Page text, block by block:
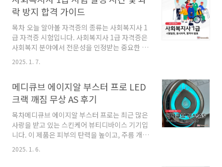
소유하고 있는 사람에게 부과되는 세금으로, 각
지방자치단체에서 징수합니다. 이 세금은 도로
유지 및 교통 인프라 개선에 사용되며, 자동차 소
유주라면 반드시 납부해야 하는 의무입니다.자동
차세는 차량의 배기량, 연식, 용도에 따라 다르게
부과되므로, 정확한 계산이 필요합니다. 💰 자동
어 납부할..
락 방지 합격 가이드
목차 오늘 알아볼 자격증의 종류는 사회복지사 1
급 자격증 시험입니다. 사회복지사 1급 자격증은
사회복지 분야에서 전문성을 인정받는 중요한 자
격증으로, 많은 분들이 이 자격증을 취득하기 위
해 노력하고 있습니다. 이번 포스팅에서는 사회
수방법, 과목 및 시간, 합격 기준, 그리고 과락 방
지 전략 등을 자세히 알아보겠습니다. 사회복
지사 1급 자격증사회복지사 1급 자격증은 사회
복지 분야에서 활동할 수 있는 자격으로, 이 자격
증을 가진 사람들은 다양한 사회복지 서비스를
제공할 수 있습니다. 사회복지사는 개인이나 가
족이 겪는 여러 가지 문제를 해결하고, 그들이 보
2025. 1. 7.
메디큐브 에이지알 부스터 프로 LED
크랙 깨짐 무상 AS 후기
목차메디큐브 에이지알 부스터 프로는 최근 많은
사랑을 받고 있는 스킨케어 뷰티디바이스 기기입
니다. 이 제품은 피부의 탄력을 높이고, 주름 개선
에 도움을 주는 기능으로 유명합니다. 하지만
사용 중 메디큐브 에이지알 부스터 프로의 LED
2025. 1. 6.